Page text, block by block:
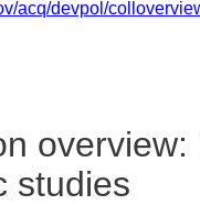
acq/devpol/
overview:
studies